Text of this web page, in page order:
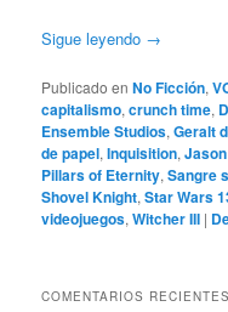
Sigue leyendo →
Publicado en No Ficción,
capitalismo,crunch time,
Ensemble Studios,Geralt
de papel,Inquisition,
Pillars of Eternity,Sangre
Shovel Knight,Star Wars
videojuegos,Witcher III |
COMENTARIOS RECIENTES